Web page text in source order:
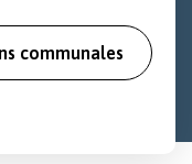
communales